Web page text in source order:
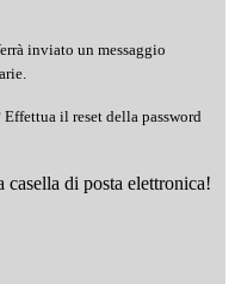
inviato un messaggio
il reset della password
di posta elettronica!